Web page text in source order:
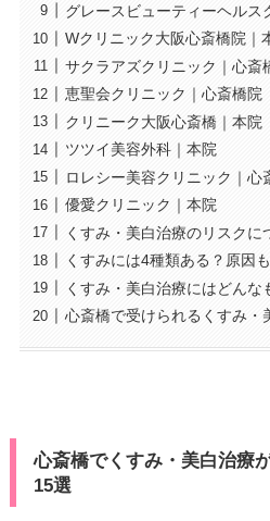
グレースビューティーヘルス
Wクリニック大阪心斎橋院｜
サクラアズクリニック｜心斎
恵聖会クリニック｜心斎橋院
クリニーク大阪心斎橋｜本院
ツツイ美容外科｜本院
ロレシー美容クリニック｜心
優愛クリニック｜本院
くすみ・美白治療のリスクに
くすみには4種類ある？原因
くすみ・美白治療にはどんな
心斎橋で受けられるくすみ・
心斎橋でくすみ・美白治療
15選